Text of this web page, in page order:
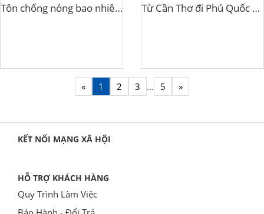
Tôn chống nóng bao nhiêu tiền 1m2 Từ Cần Thơ đi Phú Quốc bằng phương tiện gì?
« 1 2 3 ... 5 »
KẾT NỐI MẠNG XÃ HỘI
HỖ TRỢ KHÁCH HÀNG
Quy Trình Làm Việc